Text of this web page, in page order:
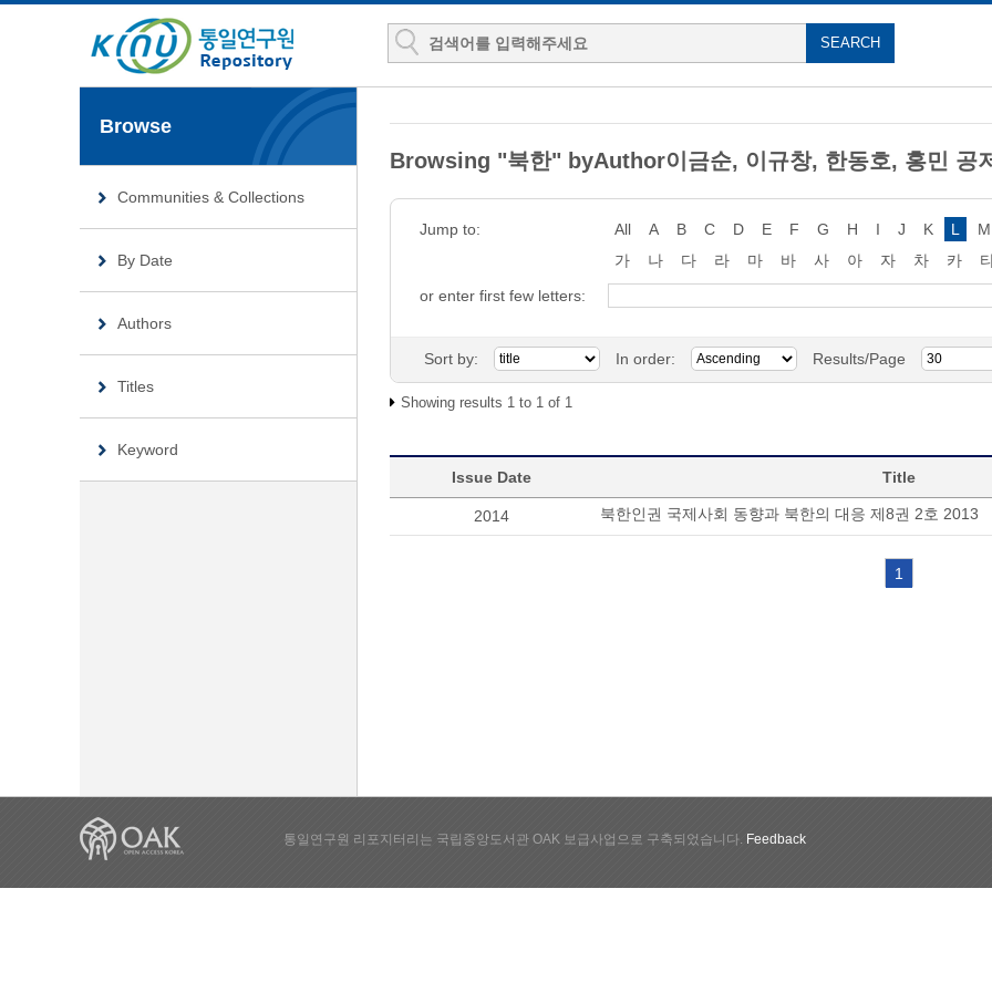
Browse
Communities & Collections
By Date
Authors
Titles
Keyword
Browsing "북한" byAuthor이금순, 이규창, 한동호, 홍민 공
Jump to: All A B C D E F G H I J K L M
가
나 다 라 마 바 사 아 자 차 카
or enter first few letters:
Sort by: In order: Results/Page
Showing results 1 to 1 of 1
Issue Date Title
2014 북한인권 국제사회 동향과 북한의 대응 제8권 2호 2013
1
통일연구원 리포지터리는 국립중앙도서관 OAK 보급사업으로 구축되었습니다. Feedback